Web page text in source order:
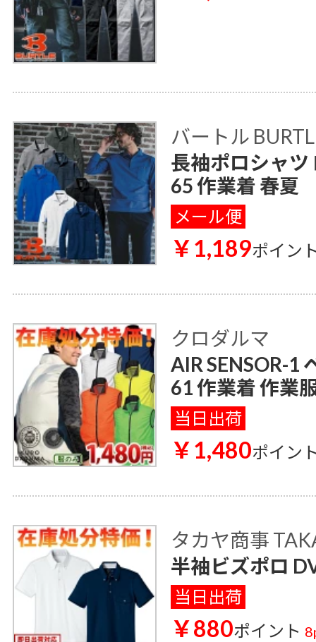
バートル
長袖ポロシャツ
65 作業着 春夏
メール便
￥1,189ポイン
クロダルマ
AIR SENSOR-1
61 作業着 作業
当日出荷
￥1,480ポイン
タカヤ商事
半袖ビズポロ
当日出荷
￥880ポイント